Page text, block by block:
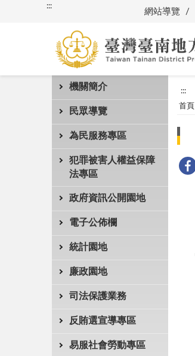
:::
網站導覽
機關簡介
民眾導覽
為民服務專區
犯罪被害人權益保障
法專區
政府資訊公開園地
電子公佈欄
統計園地
廉政園地
司法保護業務
反賄選宣導專區
易服社會勞動專區
:::
首頁